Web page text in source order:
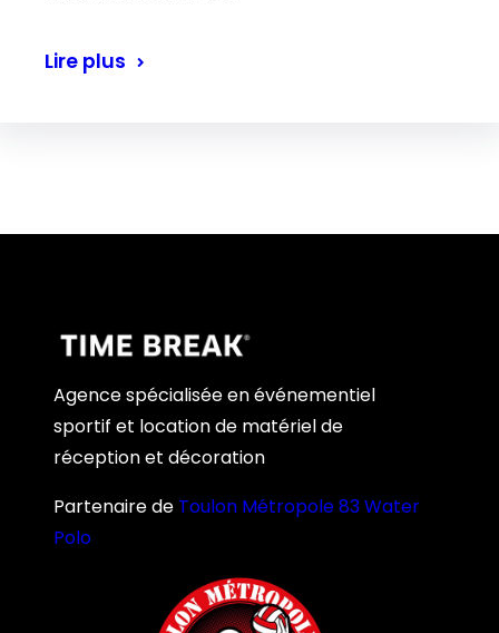
Lire plus
Agence spécialisée en événementiel
sportif et location de matériel de
réception et décoration
Partenaire de Toulon Métropole 83 Water
Polo